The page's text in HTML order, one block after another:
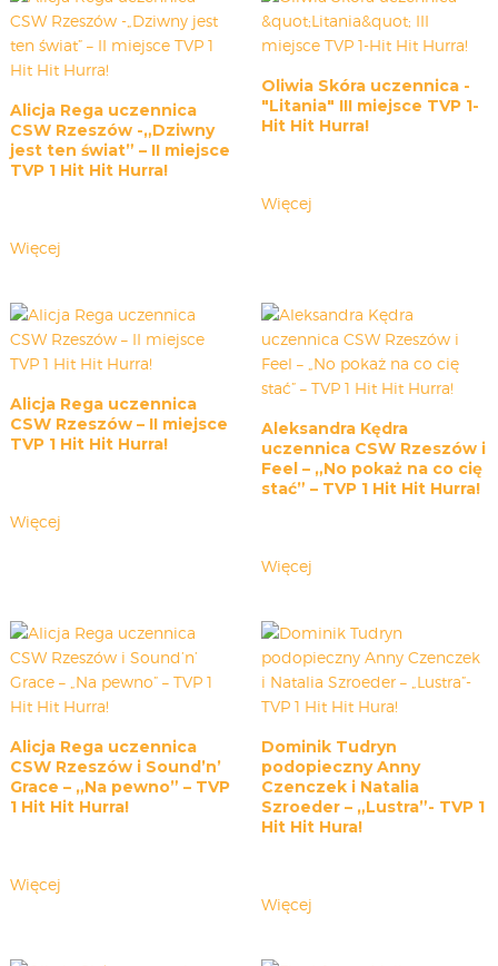
CARPATHIA FESTIVAL
FESTIWAL PATRIOTYCZNY
PŁYTY CD
MULTIMEDIA
MUZYKA
KONTAKT
Alicja Rega uczennica
CSW Rzeszów -„Dziwny
jest ten świat” – II miejsce
TVP 1 Hit Hit Hurra!
Więcej
Oliwia Skóra uczennica -
"Litania" III miejsce TVP 1-
Hit Hit Hurra!
Więcej
Alicja Rega uczennica
CSW Rzeszów – II miejsce
TVP 1 Hit Hit Hurra!
Więcej
Aleksandra Kędra
uczennica CSW Rzeszów i
Feel – „No pokaż na co cię
stać” – TVP 1 Hit Hit Hurra!
Więcej
Alicja Rega uczennica
CSW Rzeszów i Sound’n’
Grace – „Na pewno” – TVP
1 Hit Hit Hurra!
Więcej
Dominik Tudryn
podopieczny Anny
Czenczek i Natalia
Szroeder – „Lustra”- TVP 1
Hit Hit Hura!
Więcej